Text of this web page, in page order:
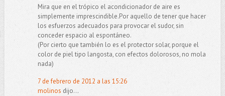
Mira que en el trópico el acondicionador de aire es
simplemente imprescindible.Por aquello de tener que hacer
los esfuerzos adecuados para provocar el sudor, sin
conceder espacio al espontáneo.
(Por cierto que también lo es el protector solar, porque el
color de piel tipo langosta, con efectos dolorosos, no mola
nada)
7 de febrero de 2012 a las 15:26
molinos dijo...